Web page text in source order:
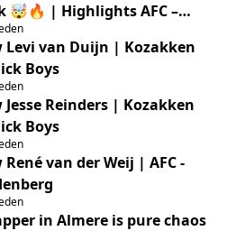
🤯🔥 | Highlights AFC –
van Duijn | Kozakken
Boys
Reinders | Kozakken
Boys
van der Weij | AFC -
in Almere is pure chaos